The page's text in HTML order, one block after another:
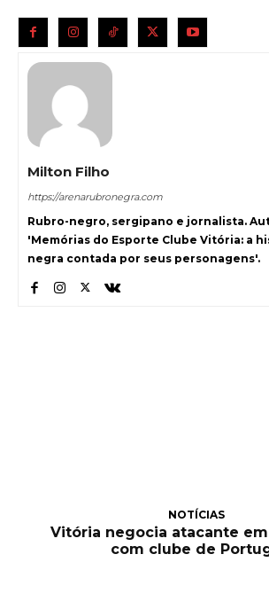
Milton Filho
https://arenarubronegra.com
Rubro-negro, sergipano e jornalista.
'Memórias do Esporte Clube Vitória: a
negra contada por seus personagens'.
NOTÍCIAS
Vitória negocia atacante
com clube de